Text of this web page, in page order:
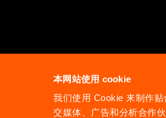
本网站使用 cookie
我们使用 Cookie 来制作
交媒体、广告和分析合作
用，并不作为产品的详细介绍。
的情形下更改网页所列产品图片及参数的权利。